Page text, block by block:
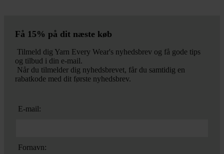
Få 15% på dit næste køb
Tilmeld dig Yarn Every Wear's nyhedsbrev og få gode tips
og tilbud i din e-mail.
Når du tilmelder dig nyhedsbrevet, får du samtidig en
rabatkode med dit første nyhedsbrev.
E-mail:
Fornavn: